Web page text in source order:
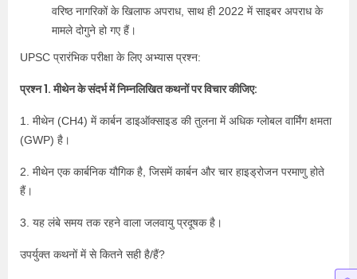
वरिष्ठ नागरिकों के खिलाफ अपराध, साथ ही 2022 में साइबर अपराध के
मामले दोगुने हो गए हैं।
UPSC प्रारंभिक परीक्षा के लिए अभ्यास प्रश्न:
प्रश्न 1. मीथेन के संदर्भ में निम्नलिखित कथनों पर विचार कीजिए:
1. मीथेन (CH4) में कार्बन डाइऑक्साइड की तुलना में अधिक ग्लोबल वार्मिंग क्षमता
(GWP) है।
2. मीथेन एक कार्बनिक यौगिक है, जिसमें कार्बन और चार हाइड्रोजन परमाणु होते
हैं।
3. यह लंबे समय तक रहने वाला जलवायु प्रदूषक है।
उपर्युक्त कथनों में से कितने सही है/हैं?